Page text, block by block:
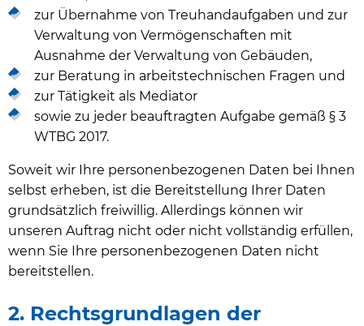
zur Übernahme von Treuhandaufgaben und zur
Verwaltung von Vermögenschaften mit
Ausnahme der Verwaltung von Gebäuden,
zur Beratung in arbeitstechnischen Fragen und
zur Tätigkeit als Mediator
sowie zu jeder beauftragten Aufgabe gemäß § 3
WTBG 2017.
Soweit wir Ihre personenbezogenen Daten bei Ihnen
selbst erheben, ist die Bereitstellung Ihrer Daten
grundsätzlich freiwillig. Allerdings können wir
unseren Auftrag nicht oder nicht vollständig erfüllen,
wenn Sie Ihre personenbezogenen Daten nicht
bereitstellen.
2. Rechtsgrundlagen der